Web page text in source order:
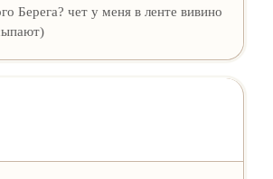
Берега? чет у меня в ленте вивино